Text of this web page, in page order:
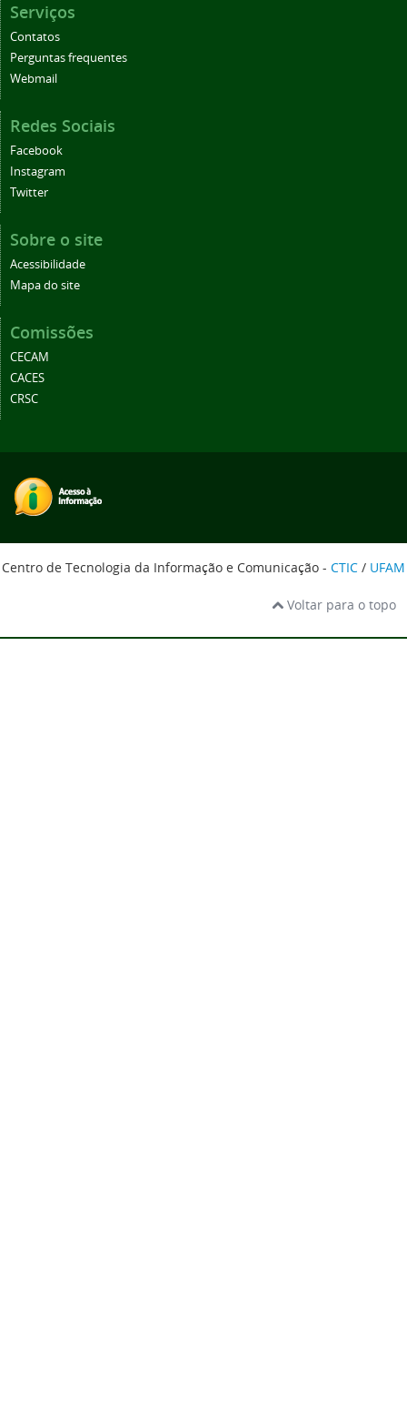
Serviços
Contatos
Perguntas frequentes
Webmail
Redes Sociais
Facebook
Instagram
Twitter
Sobre o site
Acessibilidade
Mapa do site
Comissões
CECAM
CACES
CRSC
Centro de Tecnologia da Informação e Comunicação - CTIC / UFAM
Voltar para o topo